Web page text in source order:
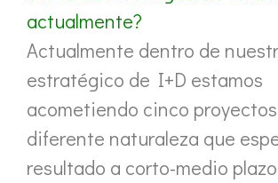
actualmente?
Actualmente dentro de
estratégico de I+D estamos
acometiendo cinco
diferente naturaleza que
resultado a corto-medio